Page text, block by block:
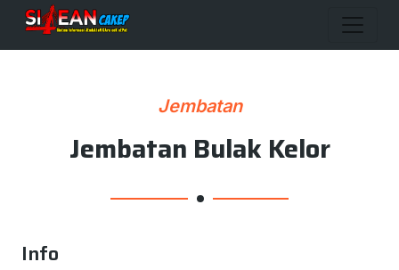
Jembatan
Jembatan Bulak Kelor
Info